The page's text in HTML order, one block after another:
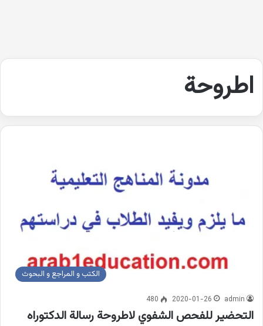
اطروحة
الكتب و المراجع و البحوث
admin
2020-01-26
480
التحضير للفحص الشفوي لاطروحة رسالة الدكتوراه